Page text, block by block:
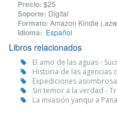
Precio: $25
Soporte: Digital
Formato: Amazon Kindle
Idioma: Español
Libros relacionados
El amo de las aguas -
Historia de las agencias
Expediciones
Sin temor a la verdad -
La invasión yanqui a